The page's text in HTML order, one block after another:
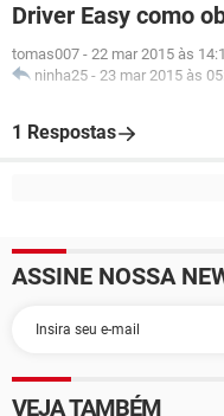
Driver Easy como
tomas007 - 22 mar 2015 às
ninha25 - 23 mar 2015 às
1 Respostas
ASSINE NOSSA
VEJA TAMBÉM